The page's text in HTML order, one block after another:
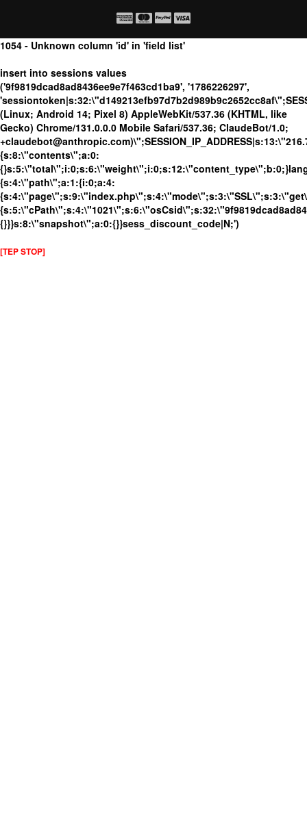
1054 - Unknown column 'id' in 'field list'
insert into sessions values
('9f9819dcad8ad8436ee9e7f463cd1ba9', '1786226297',
(Linux; Android 14; Pixel 8) AppleWebKit/537.36 (KHTML, like
Gecko) Chrome/131.0.0.0 Mobile Safari/537.36; ClaudeBot/1.0;
{s:8:\"contents\";a:0:
{s:4:\"path\";a:1:{i:0;a:4:
{}}}s:8:\"snapshot\";a:0:{}}sess_discount_code|N;')
[TEP STOP]